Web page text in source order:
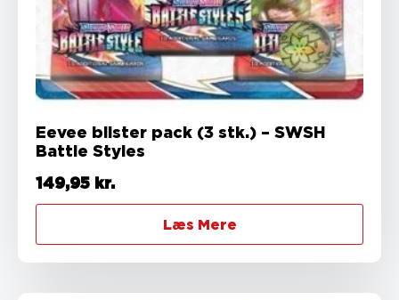
Eevee blister pack (3 stk.) – SWSH
Battle Styles
149,95 kr.
Læs Mere